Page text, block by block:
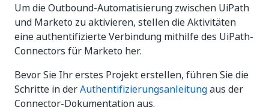
Um die Outbound-Automatisierung zwischen UiPath
und Marketo zu aktivieren, stellen die Aktivitäten
eine authentifizierte Verbindung mithilfe des UiPath-
Connectors für Marketo her.
Bevor Sie Ihr erstes Projekt erstellen, führen Sie die
Schritte in derAuthentifizierungsanleitungaus der
Connector-Dokumentation aus.